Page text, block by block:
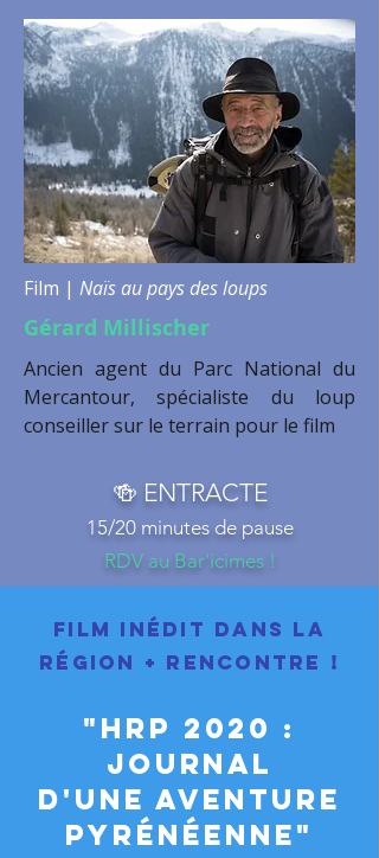
Film | Naïs au pays des loups
Gérard Millischer
Ancien agent du Parc National du
Mercantour, spécialiste du loup
conseiller sur le terrain pour le film
🍻 ENTRACTE
15/20 minutes de pause
RDV au Bar'icimes !
FILM inédit dans la
région + RENCONTRE !
"HRP 2020 :
Journal
d'UNE AVENTURE
Pyrénéenne"